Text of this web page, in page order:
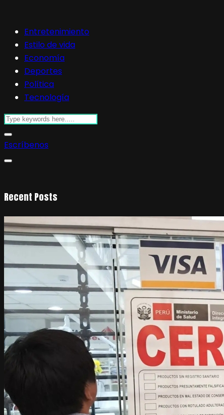
Entretenimiento
Estilo de vida
Economía
Deportes
Política
Tecnología
Escríbenos
Recent Posts